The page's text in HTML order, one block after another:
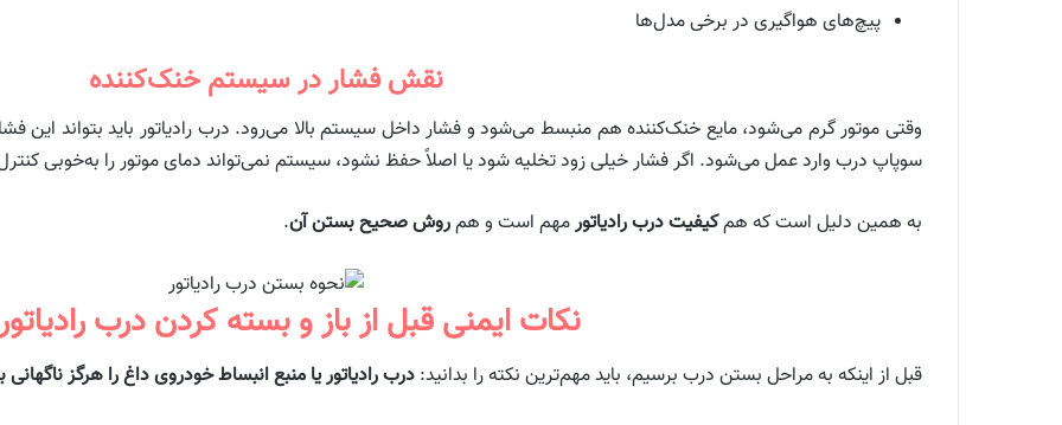
پیچ‌های هواگیری در برخی مدل‌ها
نقش فشار در سیستم خنک‌کننده
وقتی موتور گرم می‌شود، مایع خنک‌کننده هم منبسط می‌شود و فشار داخل سیستم بالا می‌رود. درب رادیاتور باید بتواند این
سوپاپ درب وارد عمل می‌شود. اگر فشار خیلی زود تخلیه شود یا اصلاً حفظ نشود، سیستم نمی‌تواند دمای موتور را به‌خوبی
به همین دلیل است که همکیفیت درب رادیاتورمهم است و همروش صحیح بستن آن.
نکات ایمنی قبل از باز و بسته کردن درب
قبل از اینکه به مراحل بستن درب برسیم، باید مهم‌ترین نکته را بدانید: درب رادیاتور یا منبع انبساط خودروی داغ را هرگز ناگهانی